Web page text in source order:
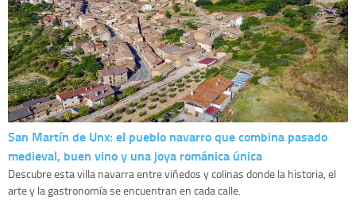
San Martín de Unx: el pueblo navarro que combina pasado
medieval, buen vino y una joya románica única
Descubre esta villa navarra entre viñedos y colinas donde la historia, el
arte y la gastronomía se encuentran en cada calle.